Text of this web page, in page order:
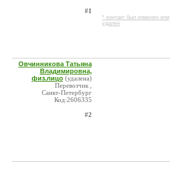
#1
* контакт был изменен или
удален
Овчинникова Татьяна
Владимировна,
физ.лицо (удалена)
Перевозчик ,
Санкт-Петербург
Код:2606335
#2